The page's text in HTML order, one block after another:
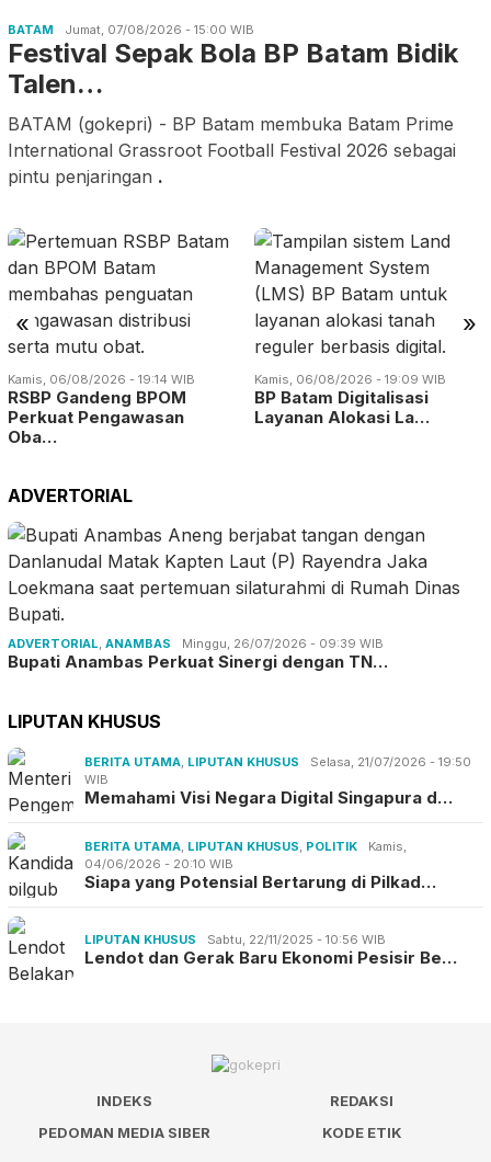
BATAM Jumat, 07/08/2026 - 15:00 WIB
Festival Sepak Bola BP Batam Bidik
Talen…
BATAM (gokepri) - BP Batam membuka Batam Prime
International Grassroot Football Festival 2026 sebagai
pintu penjaringan .
« »
Kamis, 06/08/2026 - 19:14 WIB
RSBP Gandeng BPOM
Perkuat Pengawasan
Oba…
Kamis, 06/08/2026 - 19:09 WIB
BP Batam Digitalisasi
Layanan Alokasi La…
ADVERTORIAL
ADVERTORIAL, ANAMBAS Minggu, 26/07/2026 - 09:39 WIB
Bupati Anambas Perkuat Sinergi dengan TN…
LIPUTAN KHUSUS
BERITA UTAMA, LIPUTAN KHUSUS
Selasa, 21/07/2026 - 19:50
WIB
Memahami Visi Negara Digital Singapura d…
BERITA UTAMA, LIPUTAN KHUSUS, POLITIK
Kamis,
04/06/2026 - 20:10 WIB
Siapa yang Potensial Bertarung di Pilkad…
LIPUTAN KHUSUS Sabtu, 22/11/2025 - 10:56 WIB
Lendot dan Gerak Baru Ekonomi Pesisir Be…
INDEKS
REDAKSI
PEDOMAN MEDIA SIBER
KODE ETIK